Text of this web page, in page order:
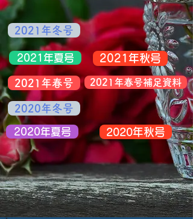
2021年冬号
2021年夏号
2021年春号
2021年秋号
2021年春号補足資料
2020年冬号
2020年夏号 2020年秋号